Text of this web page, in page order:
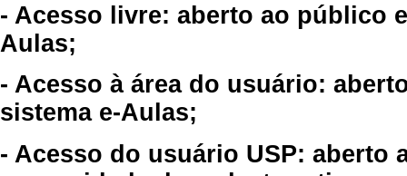
- Acesso livre: aberto ao público
Aulas;
- Acesso à área do usuário:
sistema e-Aulas;
- Acesso do usuário USP: aberto